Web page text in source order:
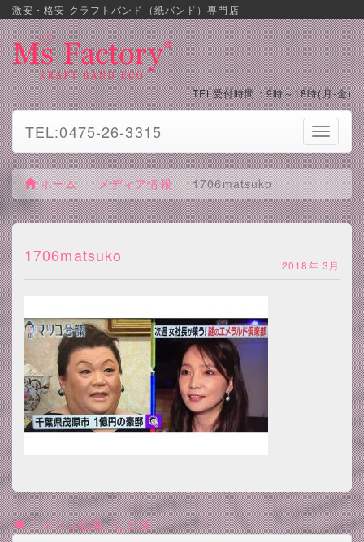
激安・格安 クラフトバンド（紙バンド）専門店
TEL受付時間：9時～18時(月-金)
Toggle
TEL:0475-26-3315
ホーム メディア情報 1706matsuko
1706matsuko 2018年 3月
「マツコ会議」に出演